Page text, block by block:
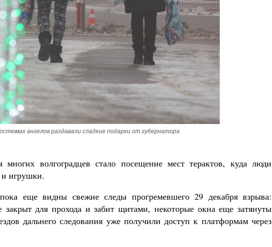
ангелов раздавали сладкие подарки от губернатора
волгоградцев стало посещение мест терактов, куда люди
игрушки.
еще видны свежие следы прогремевшего 29 декабря взрыва:
для прохода и забит щитами, некоторые окна еще затянуты
дальнего следования уже получили доступ к платформам через